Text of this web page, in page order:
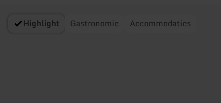
Highlight Gastronomie Accommodaties